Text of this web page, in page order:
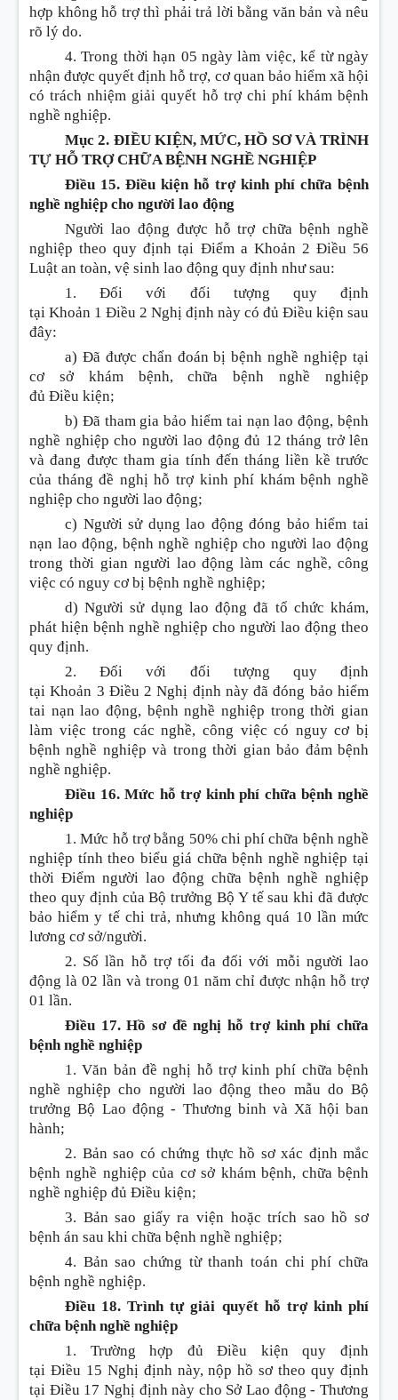
hợp không hỗ trợ thì phải trả lời bằng văn bản và nêu
rõ lý do.
4. Trong thời hạn 05 ngày làm việc, kể từ ngày
nhận được quyết định hỗ trợ, cơ quan bảo hiểm xã hội
có trách nhiệm giải quyết hỗ trợ chi phí khám bệnh
nghề nghiệp.
Mục 2. ĐIỀU KIỆN, MỨC, HỒ SƠ VÀ TRÌNH
TỰ HỖ TRỢ CHỮA BỆNH NGHỀ NGHIỆP
Điều 15. Điều kiện hỗ trợ kinh phí chữa bệnh
nghề nghiệp cho người lao động
Người lao động được hỗ trợ chữa bệnh nghề
nghiệp theo quy định tại Điểm a Khoản 2 Điều 56
Luật an toàn, vệ sinh lao động quy định như sau:
1. Đối với đối tượng quy định
tại Khoản 1 Điều 2 Nghị định này có đủ Điều kiện sau
đây:
a) Đã được chẩn đoán bị bệnh nghề nghiệp tại
cơ sở khám bệnh, chữa bệnh nghề nghiệp
đủ Điều kiện;
b) Đã tham gia bảo hiểm tai nạn lao động, bệnh
nghề nghiệp cho người lao động đủ 12 tháng trở lên
và đang được tham gia tính đến tháng liền kề trước
của tháng đề nghị hỗ trợ kinh phí khám bệnh nghề
nghiệp cho người lao động;
c) Người sử dụng lao động đóng bảo hiểm tai
nạn lao động, bệnh nghề nghiệp cho người lao động
trong thời gian người lao động làm các nghề, công
việc có nguy cơ bị bệnh nghề nghiệp;
d) Ngườisử dụng lao động đã tổ chức khám,
phát hiện bệnh nghề nghiệp cho người lao động theo
quy định.
2. Đối với đối tượng quy định
tạiKhoản 3 Điều 2 Nghị định này đã đóng bảo hiểm
tai nạn lao động, bệnh nghề nghiệp trong thời gian
làm việc trong các nghề, công việc có nguy cơ bị
bệnh nghề nghiệp và trong thời gian bảo đảm bệnh
nghề nghiệp.
Điều 16. Mức hỗ trợ kinh phí chữa bệnh nghề
nghiệp
1. Mức hỗ trợ bằng 50% chi phí chữa bệnh nghề
nghiệp tính theo biểu giá chữa bệnh nghề nghiệp tại
thời Điểm người lao động chữa bệnh nghề nghiệp
theo quy định của Bộ trưởng Bộ Y tế sau khi đã được
bảo hiểm y tế chi trả, nhưng không quá 10 lần mức
lương cơ sở/người.
2. Số lần hỗ trợ tối đa đối với mỗi người lao
động là 02 lần và trong 01 năm chỉ được nhận hỗ trợ
01 lần.
Điều 17. Hồ sơ đề nghị hỗ trợ kinh phí chữa
bệnh nghề nghiệp
1. Văn bản đề nghị hỗ trợ kinh phí chữa bệnh
nghề nghiệp cho người lao động theo mẫu do Bộ
trưởng Bộ Lao động - Thương binh và Xã hội ban
hành;
2. Bản sao có chứng thực hồ sơ xác định mắc
bệnh nghề nghiệp của cơ sở khám bệnh, chữa bệnh
nghề nghiệp đủ Điều kiện;
3. Bản sao giấy ra viện hoặc trích sao hồ sơ
bệnh án sau khi chữa bệnh nghề nghiệp;
4. Bản sao chứng từ thanh toán chi phí chữa
bệnh nghề nghiệp.
Điều 18. Trình tự giải quyết hỗ trợ kinh phí
chữa bệnh nghề nghiệp
1. Trường hợp đủĐiều kiện quy định
tại Điều 15 Nghị định này, nộp hồ sơ theo quy định
tại Điều 17 Nghị định này cho Sở Lao động - Thương